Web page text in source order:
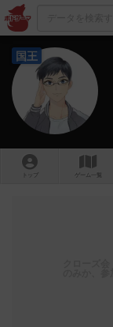
国王
トップ ゲーム一覧